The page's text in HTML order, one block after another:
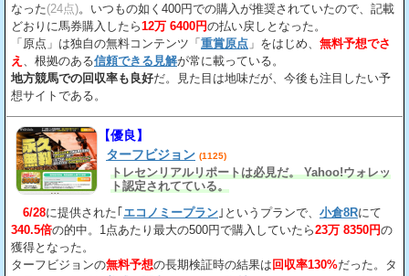
なった(24点)。いつもの如く400円での購入が推奨されていたので、記載
どおりに馬券購入したら12万 6400円の払い戻しとなった。
「原点」は独自の無料コンテンツ「 重賞原点 」をはじめ、 無料予想でさ
え
、根拠のある信頼できる見解が常に載っている。
地方競馬での回収率も良好だ。見た目は地味だが、今後も注目したい予
想サイトである。
【優良】
ターフビジョン (1125)
トレセンリアルリポートは必見だ。 Yahoo!ウォレッ
ト認定されてている。
6/28に提供された｢ エコノミープラン ｣というプランで、 小倉8Rにて
340.5倍の的中。1点あたり最大の500円で購入していたら23万 8350円の
獲得となった。
ターフビジョンの無料予想の長期検証時の結果は 回収率130%だった。タ